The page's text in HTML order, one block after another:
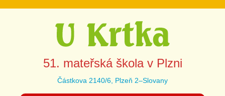
51. mateřská škola v Plzni
Částkova 2140/6, Plzeň 2–Slovany